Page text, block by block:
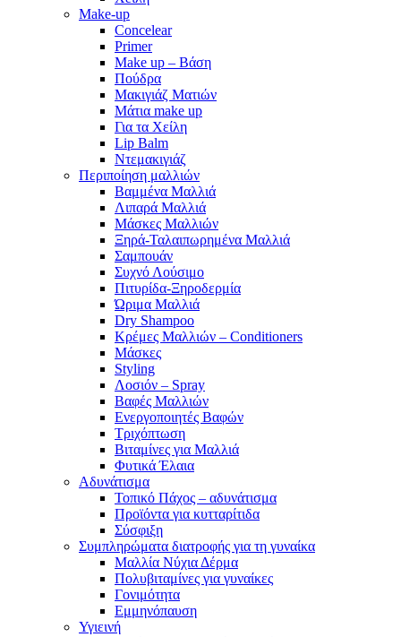
Make-up
Concelear
Primer
Make up – Βάση
Πούδρα
Μακιγιάζ Ματιών
Μάτια make up
Για τα Χείλη
Lip Balm
Ντεμακιγιάζ
Περιποίηση μαλλιών
Βαμμένα Μαλλιά
Λιπαρά Μαλλιά
Μάσκες Μαλλιών
Ξηρά-Ταλαιπωρημένα Μαλλιά
Σαμπουάν
Συχνό Λούσιμο
Πιτυρίδα-Ξηροδερμία
Ώριμα Μαλλιά
Dry Shampoo
Κρέμες Μαλλιών – Conditioners
Μάσκες
Styling
Λοσιόν – Spray
Βαφές Μαλλιών
Ενεργοποιητές Βαφών
Τριχόπτωση
Βιταμίνες για Μαλλιά
Φυτικά Έλαια
Αδυνάτισμα
Τοπικό Πάχος – αδυνάτισμα
Προϊόντα για κυτταρίτιδα
Σύσφιξη
Συμπληρώματα διατροφής για τη γυναίκα
Μαλλία Νύχια Δέρμα
Πολυβιταμίνες για γυναίκες
Γονιμότητα
Εμμηνόπαυση
Υγιεινή